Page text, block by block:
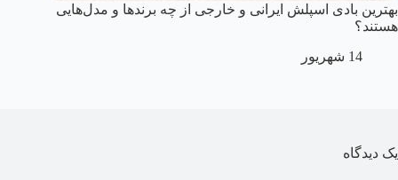
بهترین بادی اسپلش ایرانی و خارجی از چه برندها و مدل‌هایی
هستند؟
14 شهریور
یک دیدگاه